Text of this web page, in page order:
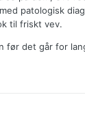
patologisk
til friskt vev.
før det går for